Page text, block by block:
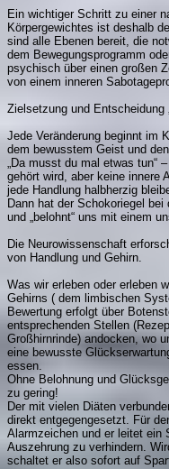
Ein wichtiger Schritt zu einer
Körpergewichtes ist deshalb
sind alle Ebenen bereit, die
dem Bewegungsprogramm
psychisch über einen großen
von einem inneren
Zielsetzung und Entscheidung
Jede Veränderung beginnt im
dem bewusstem Geist und
„Da musst du mal etwas tun“
gehört wird, aber keine innere
jede Handlung halbherzig
Dann hat der Schokoriegel
und „belohnt“ uns mit einem
Die Neurowissenschaft
von Handlung und Gehirn.
Was wir erleben oder erleben
Gehirns ( dem limbischen
Bewertung erfolgt über
entsprechenden Stellen
Großhirnrinde) andocken, wo
eine bewusste
essen.
Ohne Belohnung und
zu gering!
Der mit vielen Diäten
direkt entgegengesetzt. Für
Alarmzeichen und er leitet ein
Auszehrung zu verhindern.
schaltet er also sofort auf